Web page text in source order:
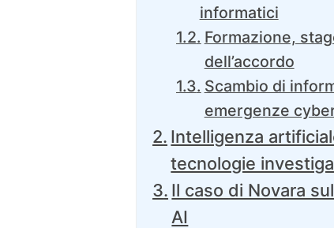
informatici
Formazione,
dell’accordo
Scambio di
emergenze
Intelligenza
tecnologie
Il caso di Novara
AI